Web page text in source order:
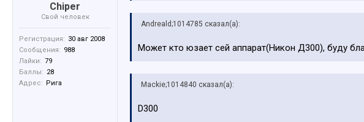
Chiper
Свой человек
Регистрация: 30 авг 2008
Сообщения: 988
Лайки: 79
Баллы: 28
Адрес: Ригa
Andreald;1014785 сказал(а):
Может кто юзает сей аппарат(Никон Д300), буду
Mackie;1014840 сказал(а):
D300